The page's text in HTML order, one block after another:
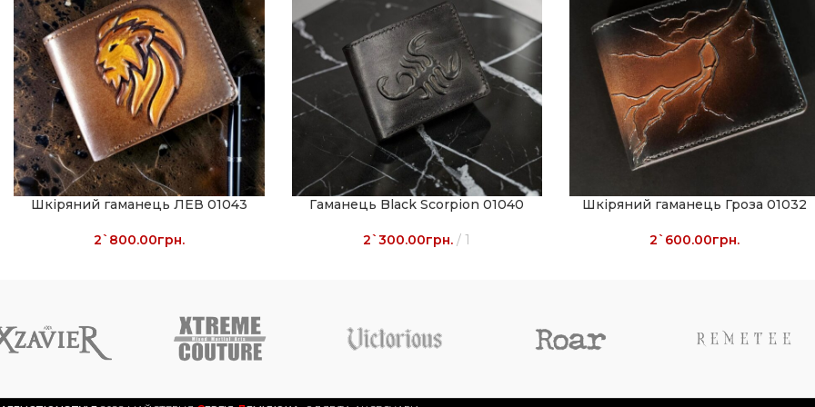
Шкіряний гаманець ЛЕВ 01043
2`800.00грн.
Гаманець Black Scorpion 01040
2`300.00грн. 1
Шкіряний гаманець Гроза 01032
2`600.00грн.